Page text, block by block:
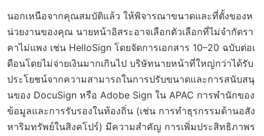
นอกเหนือจากคุณสมบัติแล้ว ให้พิจารณาขนาดและที่ตั้งของห
น่วยงานของคุณ นายหน้าอิสระอาจเลือกตัวเลือกที่ไม่จำกัดรา
คาไม่แพง เช่น HelloSign โดยจัดการเอกสาร 10–20 ฉบับต่อเ
ดือนโดยไม่จ่ายเงินมากเกินไป บริษัทนายหน้าที่ใหญ่กว่าได้รับ
ประโยชน์จากความสามารถในการปรับขนาดและการสนับสนุ
นของ DocuSign หรือ Adobe Sign ใน APAC การพำนักของ
ข้อมูลและการรับรองในท้องถิ่น (เช่น การทำธุรกรรมด้านอสัง
หาริมทรัพย์ในสิงคโปร์) มีความสำคัญ การเพิ่มประสิทธิภาพร